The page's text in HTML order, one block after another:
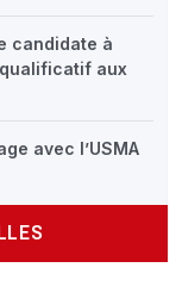
candidate à
aux
avec l’USMA